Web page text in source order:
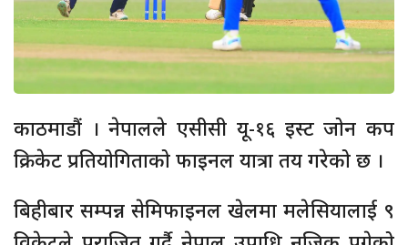
काठमाडौं । नेपालले एसीसी यू-१६ इस्ट जोन कप
क्रिकेट प्रतियोगिताको फाइनल यात्रा तय गरेको छ ।
बिहीबार सम्पन्न सेमिफाइनल खेलमा मलेसियालाई ९